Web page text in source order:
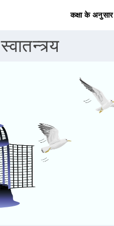
कक्षा के अनुसार
स्वातन्त्र्य